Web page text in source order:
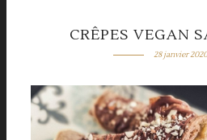
CRÊPES VEGAN
28 janvier